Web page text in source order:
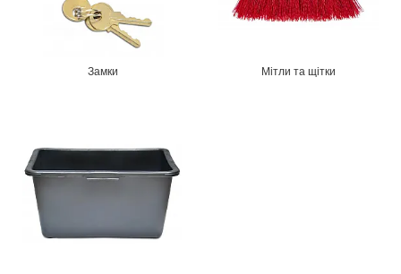
Замки Мітли та щітки